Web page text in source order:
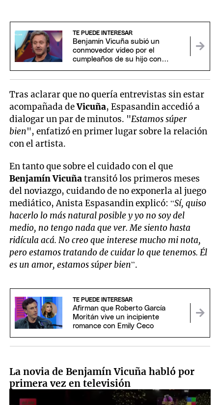
TE PUEDE INTERESAR
Benjamín Vicuña subió un
conmovedor video por el
cumpleaños de su hijo con
Tras aclarar que no quería entrevistas sin estar
acompañada deVicuña, Espasandin accedió a
dialogar un par de minutos. "Estamos súper
bien", enfatizó en primer lugar sobre la relación
con el artista.
En tanto que sobre el cuidado con el que
Benjamín Vicuñatransitó los primeros meses
del noviazgo, cuidando de no exponerla al juego
mediático, Anista Espasandin explicó: “Sí, quiso
hacerlo lo más natural posible y yo no soy del
medio, no tengo nada que ver. Me siento hasta
ridícula acá. No creo que interese mucho mi nota,
pero estamos tratando de cuidar lo que tenemos. Él
es un amor, estamos súper bien”.
TE PUEDE INTERESAR
Afirman que Roberto García
Moritán vive un incipiente
romance con Emily Ceco
La novia de Benjamín Vicuña habló por
primera vez en televisión